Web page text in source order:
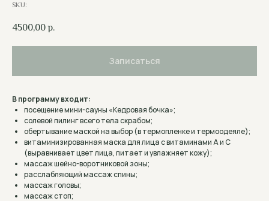
SKU:
4500,00 р.
Записаться
В программу входит:
посещение мини-сауны «Кедровая бочка»;
солевой пилинг всего тела скрабом;
обертывание маской на выбор (в термопленке и термоодеяле);
витаминизированная маска для лица с витаминами А и С
(выравнивает цвет лица, питает и увлажняет кожу);
массаж шейно-воротниковой зоны;
расслабляющий массаж спины;
массаж головы;
массаж стоп;